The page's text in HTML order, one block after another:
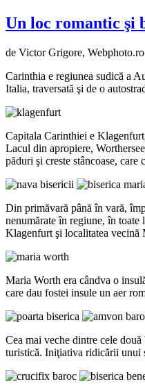
Un loc romantic şi
de Victor Grigore, Webphoto.ro
Carinthia e regiunea sudică a
Italia, traversată şi de o
Capitala Carinthiei e
Lacul din apropiere,
păduri şi creste stâncoase, care
Din primăvară până în vară,
nenumărate în regiune, în
Klagenfurt şi localitatea vecină
Maria Worth era cândva o
care dau fostei insule un aer
Cea mai veche dintre cele
turistică. Iniţiativa ridicării unui